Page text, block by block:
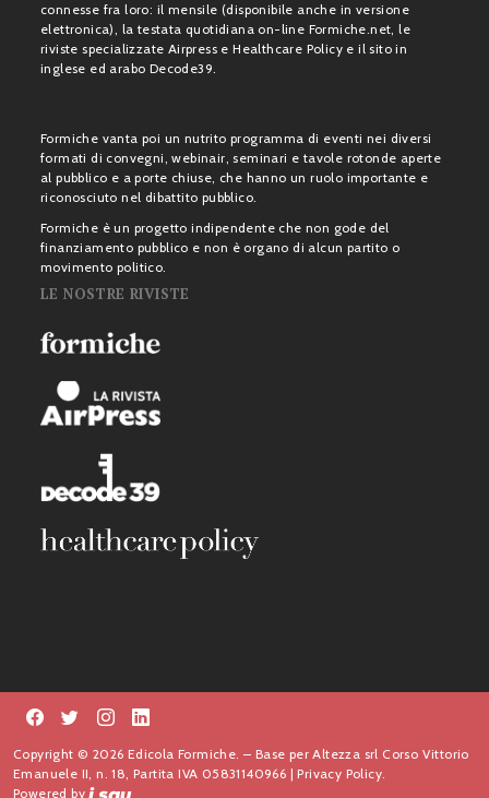
connesse fra loro: il mensile (disponibile anche in versione
elettronica), la testata quotidiana on-line Formiche.net, le
riviste specializzate Airpress e Healthcare Policy e il sito in
inglese ed arabo Decode39.
Formiche vanta poi un nutrito programma di eventi nei diversi
formati di convegni, webinair, seminari e tavole rotonde aperte
al pubblico e a porte chiuse, che hanno un ruolo importante e
riconosciuto nel dibattito pubblico.
Formiche è un progetto indipendente che non gode del
finanziamento pubblico e non è organo di alcun partito o
movimento politico.
LE NOSTRE RIVISTE
Copyright © 2026 Edicola Formiche. – Base per Altezza srl Corso Vittorio
Emanuele II, n. 18, Partita IVA 05831140966 |Privacy Policy.
Powered by